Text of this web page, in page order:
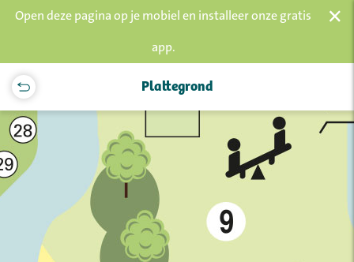
Open deze pagina op je mobiel en installeer onze gratis
app.
×
Plattegrond